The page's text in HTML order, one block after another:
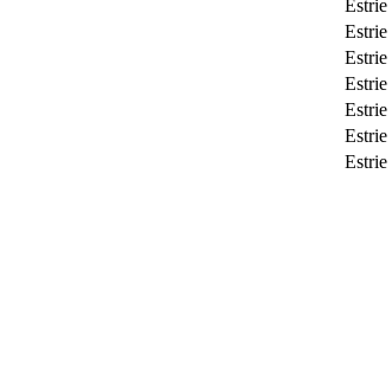
Estrie
Estrie
Estrie
Estrie
Estrie
Estrie
Estrie